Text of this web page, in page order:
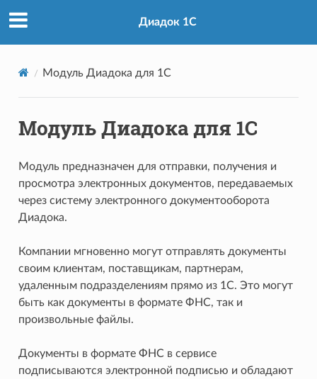
Диадок 1С
Модуль Диадока для 1С
Модуль Диадока для 1С
Модуль предназначен для отправки, получения и
просмотра электронных документов, передаваемых
через систему электронного документооборота
Диадока.
Компании мгновенно могут отправлять документы
своим клиентам, поставщикам, партнерам,
удаленным подразделениям прямо из 1С. Это могут
быть как документы в формате ФНС, так и
произвольные файлы.
Документы в формате ФНС в сервисе
подписываются электронной подписью и обладают